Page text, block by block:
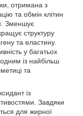
отримана з
та обмін клітин
Зменшує
структуру
та еластину.
у багатьох
із найбільш
та
із
Завдяки
для жирної